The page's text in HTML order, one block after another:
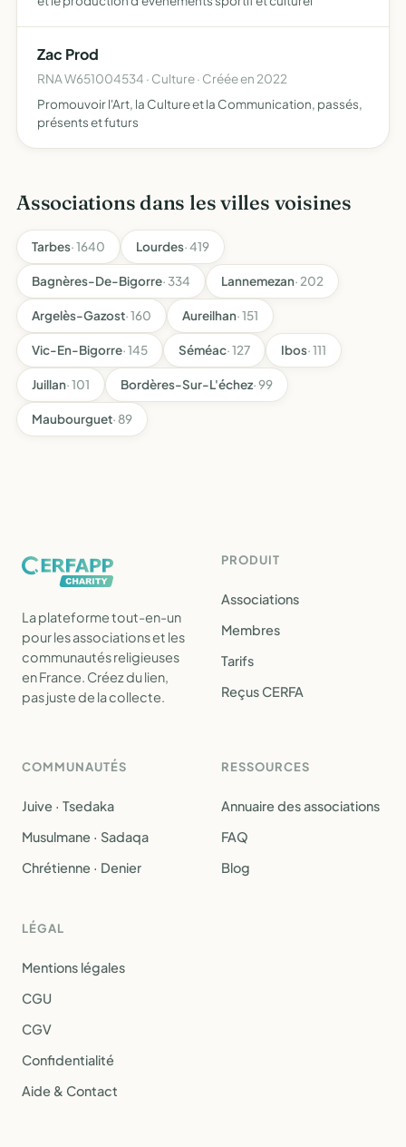
Zac Prod
RNA W651004534 · Culture · Créée en 2022
Promouvoir l'Art, la Culture et la Communication, passés,
présents et futurs
Associations dans les villes voisines
Tarbes· 1640 Lourdes· 419
Bagnères-De-Bigorre· 334 Lannemezan· 202
Argelès-Gazost· 160 Aureilhan· 151
Vic-En-Bigorre· 145 Séméac· 127 Ibos· 111
Juillan· 101 Bordères-Sur-L'échez· 99
Maubourguet· 89
La plateforme tout-en-un
pour les associations et les
communautés religieuses
en France. Créez du lien,
pas juste de la collecte.
PRODUIT
Associations
Membres
Tarifs
Reçus CERFA
COMMUNAUTÉS
Juive · Tsedaka
Musulmane · Sadaqa
Chrétienne · Denier
RESSOURCES
Annuaire des associations
FAQ
Blog
LÉGAL
Mentions légales
CGU
CGV
Confidentialité
Aide & Contact